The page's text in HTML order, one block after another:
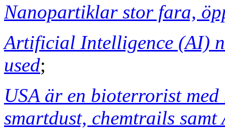
Nanopartiklar stor fara,
Artificial Intelligence (AI)
used;
USA är en bioterrorist
smartdust, chemtrails samt